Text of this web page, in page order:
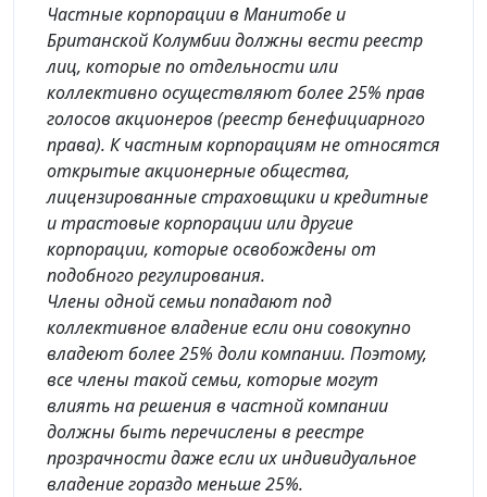
Частные корпорации в Манитобе и
Британской Колумбии должны вести реестр
лиц, которые по отдельности или
коллективно осуществляют более 25% прав
голосов акционеров (реестр бенефициарного
права). К частным корпорациям не относятся
открытые акционерные общества,
лицензированные страховщики и кредитные
и трастовые корпорации или другие
корпорации, которые освобождены от
подобного регулирования.
Члены одной семьи попадают под
коллективное владение если они совокупно
владеют более 25% доли компании. Поэтому,
все члены такой семьи, которые могут
влиять на решения в частной компании
должны быть перечислены в реестре
прозрачности даже если их индивидуальное
владение гораздо меньше 25%.